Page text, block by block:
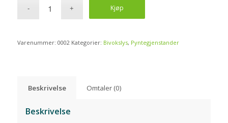
Kjøp
Varenummer: 0002 Kategorier: Bivokslys, Pyntegjenstander
Beskrivelse Omtaler (0)
Beskrivelse